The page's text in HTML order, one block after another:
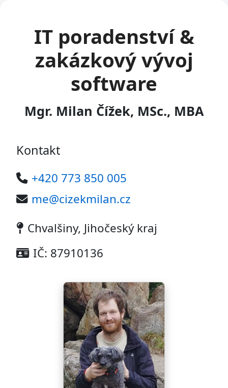
IT poradenství &
zakázkový vývoj
software
Mgr. Milan Čížek, MSc., MBA
Kontakt
+420 773 850 005
me@cizekmilan.cz
Chvalšiny, Jihočeský kraj
IČ: 87910136